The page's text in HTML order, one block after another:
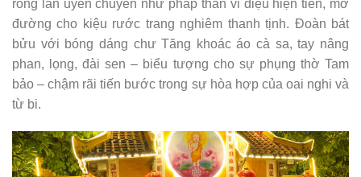
rồng lân uyển chuyển như pháp thân vi diệu hiện tiền, mở
đường cho kiệu rước trang nghiêm thanh tịnh. Đoàn bát
bửu với bóng dáng chư Tăng khoác áo cà sa, tay nâng
phan, lọng, đài sen – biểu tượng cho sự phụng thờ Tam
bảo – chậm rãi tiến bước trong sự hòa hợp của oai nghi và
từ bi.